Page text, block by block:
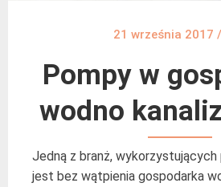
21 września 2017 /
Pompy w
wodno
Jedną z branż, wykorzystujących
jest bez wątpienia gospodarka